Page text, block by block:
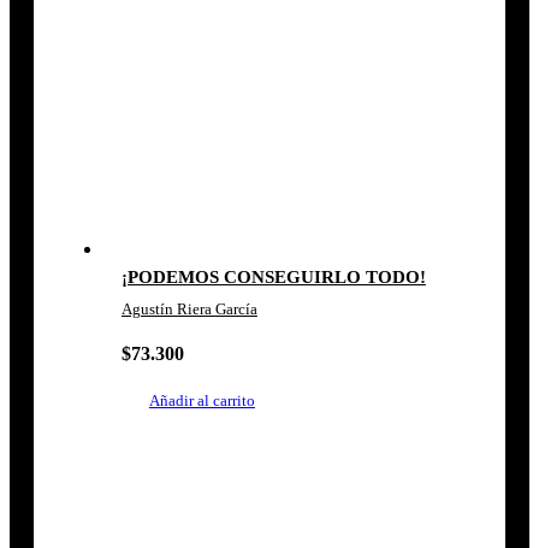
¡PODEMOS CONSEGUIRLO TODO!
Agustín Riera García
$73.300
Añadir al carrito